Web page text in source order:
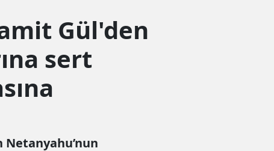
Gül'den
sert